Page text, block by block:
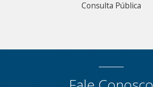
Consulta Pública